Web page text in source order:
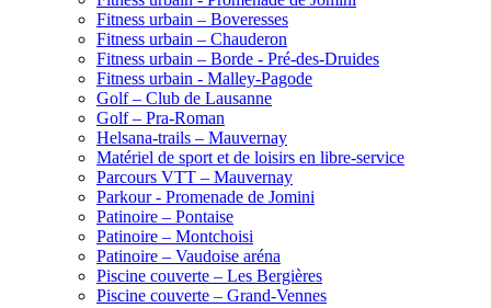
Fitness urbain – Boveresses
Fitness urbain – Chauderon
Fitness urbain – Borde - Pré-des-Druides
Fitness urbain - Malley-Pagode
Golf – Club de Lausanne
Golf – Pra-Roman
Helsana-trails – Mauvernay
Matériel de sport et de loisirs en libre-service
Parcours VTT – Mauvernay
Parkour - Promenade de Jomini
Patinoire – Pontaise
Patinoire – Montchoisi
Patinoire – Vaudoise aréna
Piscine couverte – Les Bergières
Piscine couverte – Grand-Vennes